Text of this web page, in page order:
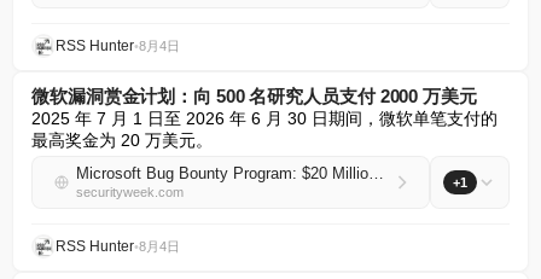
RSS Hunter•8月4日
微软漏洞赏金计划：向 500 名研究人员支付 2000 万美元
2025 年 7 月 1 日至 2026 年 6 月 30 日期间，微软单笔支付的
最高奖金为 20 万美元。
Microsoft Bug Bounty Program: $20 Million Paid to 500 Researchers
securityweek.com
+1
RSS Hunter•8月4日